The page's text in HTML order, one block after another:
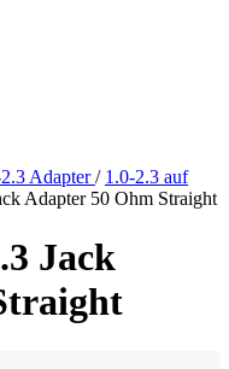
Adapter/ 1.0-2.3 auf
Adapter 50 Ohm Straight
Jack